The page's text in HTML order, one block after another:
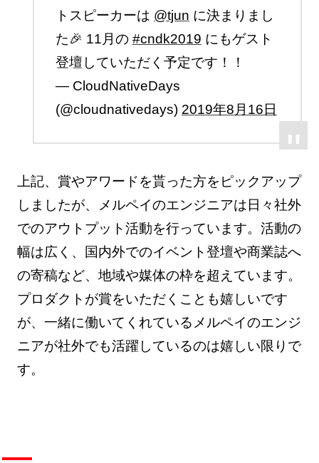
トスピーカーは @tjun に決まりまし
た🎉 11月の #cndk2019 にもゲスト
登壇していただく予定です！！
— CloudNativeDays
(@cloudnativedays) 2019年8月16日
上記、賞やアワードを貰った方をピックアップ
しましたが、メルペイのエンジニアは日々社外
でのアウトプット活動を行っています。活動の
幅は広く、国内外でのイベント登壇や商業誌へ
の寄稿など、地域や媒体の枠を超えています。
プロダクトが賞をいただくことも嬉しいです
が、一緒に働いてくれているメルペイのエンジ
ニアが社外でも活躍しているのは嬉しい限りで
す。